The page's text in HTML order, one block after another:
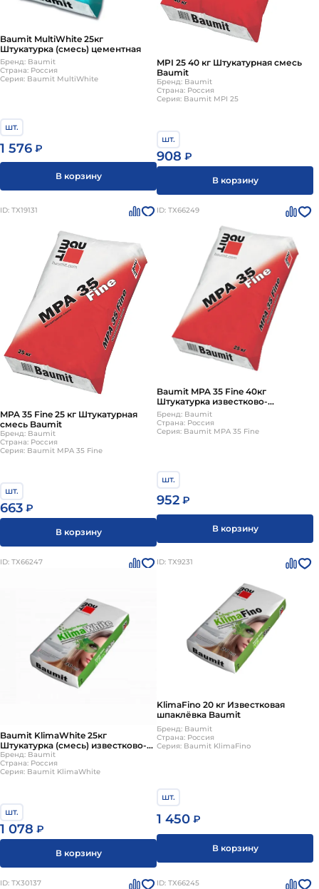
Baumit MultiWhite 25кг
Штукатурка (смесь) цементная
Бренд: Baumit
Страна: Россия
Серия: Baumit MultiWhite
шт.
1 576 ₽
В корзину
MPI 25 40 кг Штукатурная смесь
Baumit
Бренд: Baumit
Страна: Россия
Серия: Baumit MPI 25
шт.
908 ₽
В корзину
ID: ТХ19131
MPA 35 Fine 25 кг Штукатурная
смесь Baumit
Бренд: Baumit
Страна: Россия
Серия: Baumit MPA 35 Fine
шт.
663 ₽
В корзину
ID: ТХ66249
Baumit MPA 35 Fine 40кг
Штукатурка известково-
цементная
Бренд: Baumit
Страна: Россия
Серия: Baumit MPA 35 Fine
шт.
952 ₽
В корзину
ID: ТХ66247
Baumit KlimaWhite 25кг
Штукатурка (смесь) известково-
цементная белый
Бренд: Baumit
Страна: Россия
Серия: Baumit KlimaWhite
шт.
1 078 ₽
В корзину
ID: ТХ9231
KlimaFino 20 кг Известковая
шпаклёвка Baumit
Бренд: Baumit
Страна: Россия
Серия: Baumit KlimaFino
шт.
1 450 ₽
В корзину
ID: ТХ30137 ID: ТХ66245